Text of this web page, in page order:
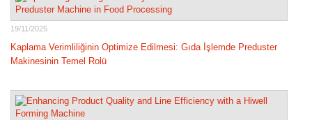
19/11/2025
Kaplama Verimliliğinin Optimize Edilmesi: Gıda İşlemde Preduster
Makinesinin Temel Rolü